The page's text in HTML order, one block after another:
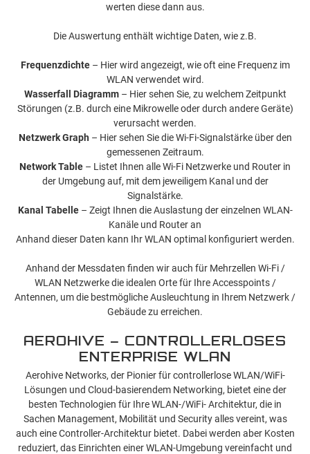
werten diese dann aus.
Die Auswertung enthält wichtige Daten, wie z.B.
Frequenzdichte– Hier wird angezeigt, wie oft eine Frequenz im
WLAN verwendet wird.
Wasserfall Diagramm– Hier sehen Sie, zu welchem Zeitpunkt
Störungen (z.B. durch eine Mikrowelle oder durch andere Geräte)
verursacht werden.
Netzwerk Graph – Hier sehen Sie die Wi-Fi-Signalstärke über den
gemessenen Zeitraum.
Network Table – Listet Ihnen alle Wi-Fi Netzwerke und Router in
der Umgebung auf, mit dem jeweiligem Kanal und der
Signalstärke.
Kanal Tabelle– Zeigt Ihnen die Auslastung der einzelnen WLAN-
Kanäle und Router an
Anhand dieser Daten kann Ihr WLAN optimal konfiguriert werden.
Anhand der Messdaten finden wir auch für Mehrzellen Wi-Fi /
WLAN Netzwerke die idealen Orte für Ihre Accesspoints /
Antennen, um die bestmögliche Ausleuchtung in Ihrem Netzwerk /
Gebäude zu erreichen.
AEROHIVE – CONTROLLERLOSES
ENTERPRISE WLAN
Aerohive Networks, der Pionier für controllerlose WLAN/WiFi-
Lösungen und Cloud-basierendem Networking, bietet eine der
besten Technologien für Ihre WLAN-/WiFi- Architektur, die in
Sachen Management, Mobilität und Security alles vereint, was
auch eine Controller-Architektur bietet. Dabei werden aber Kosten
reduziert, das Einrichten einer WLAN-Umgebung vereinfacht und